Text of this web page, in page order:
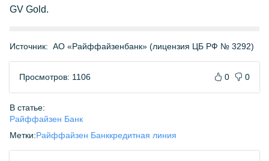
GV Gold.
Источник: АО «Райффайзенбанк» (лицензия ЦБ РФ № 3292)
Просмотров: 1106 0 0
В статье:
Райффайзен Банк
Метки:Райффайзен Банккредитная линия